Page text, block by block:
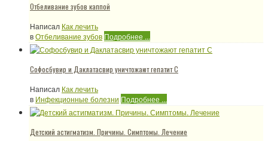
Отбеливание зубов каппой
Написал Как лечить
вОтбеливание зубов Подробнее ...
Софосбувир и Даклатасвир уничтожают гепатит С
Написал Как лечить
в Инфекционные болезни Подробнее ...
Детский астигматизм. Причины. Симптомы. Лечение